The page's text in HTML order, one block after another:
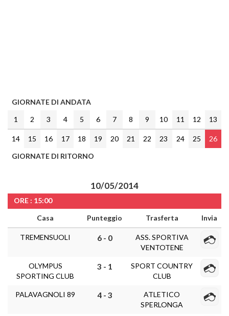
GIORNATE DI ANDATA
1
2 3 4 5 6 7 8 9 10 11 12 13
14 15 16 17 18 19 20 21 22 23 24 25
26
GIORNATE DI RITORNO
10/05/2014
ORE : 15:00
Casa
Punteggio Trasferta Invia
TREMENSUOLI 6 - 0
ASS. SPORTIVA
VENTOTENE
OLYMPUS
SPORTING CLUB
3 - 1
SPORT COUNTRY
CLUB
PALAVAGNOLI 89 4 - 3
ATLETICO
SPERLONGA